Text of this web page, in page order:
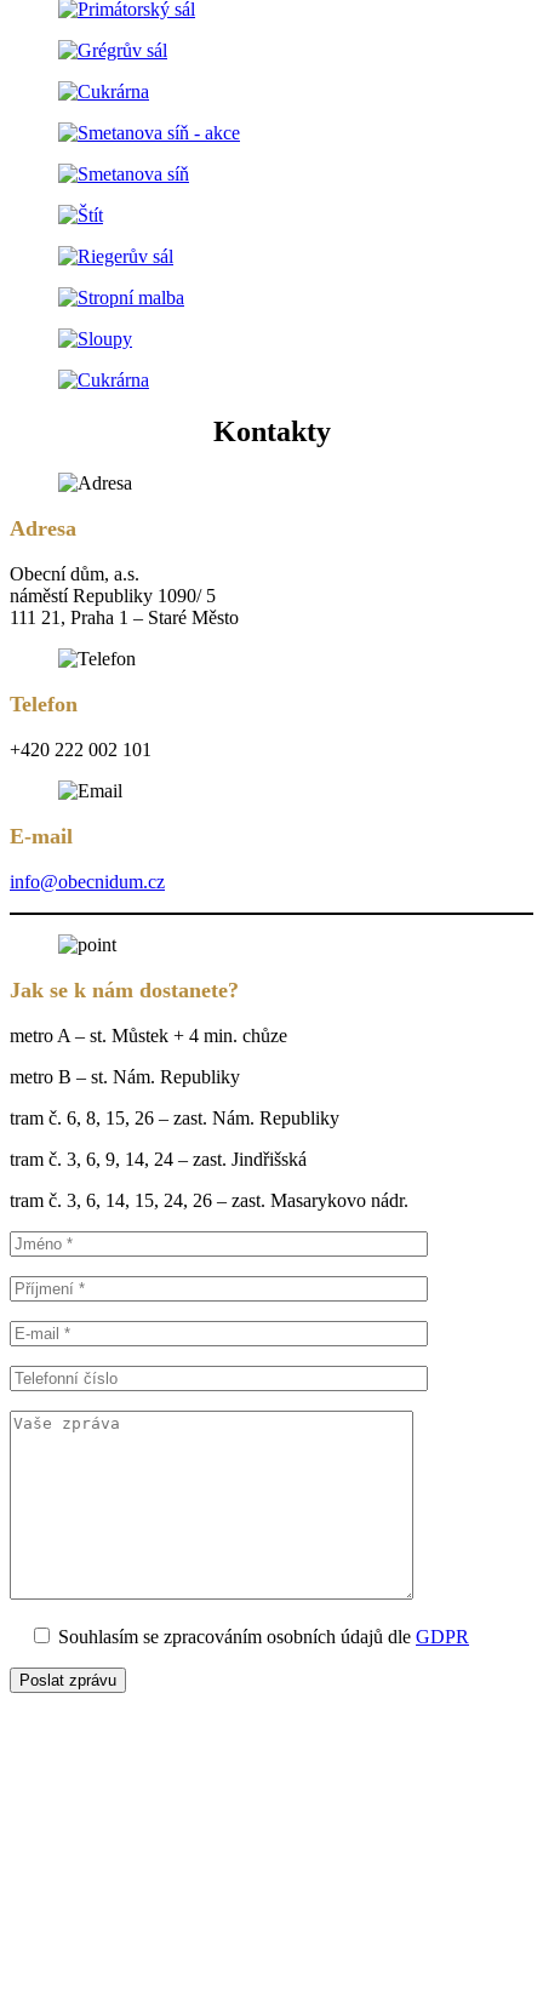
Kontakty
Adresa
Obecní dům, a.s.
náměstí Republiky 1090/ 5
111 21, Praha 1 – Staré Město
Telefon
+420 222 002 101
E-mail
info@obecnidum.cz
Jak se k nám dostanete?
metro A – st. Můstek + 4 min. chůze
metro B – st. Nám. Republiky
tram č. 6, 8, 15, 26 – zast. Nám. Republiky
tram č. 3, 6, 9, 14, 24 – zast. Jindřišská
tram č. 3, 6, 14, 15, 24, 26 – zast. Masarykovo nádr.
Souhlasím se zpracováním osobních údajů dle GDPR